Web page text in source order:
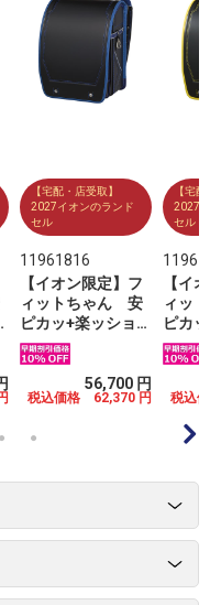
【宅配・店受取】
2027イオンのランド
セル
11961816
【イオン限定】フ
ィットちゃん 安
ピカッ+楽ッショ
ン グローリーブ
ライト ブラック×
56,700 円
税込価格 62,370 円
【宅
2027
セル
【イ
ィッ
ピカ
ン グ
ライ
税込